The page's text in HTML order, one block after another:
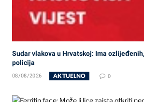
Sudar vlakova u Hrvatskoj: Ima
policija
08/08/2026 AKTUELNO 0